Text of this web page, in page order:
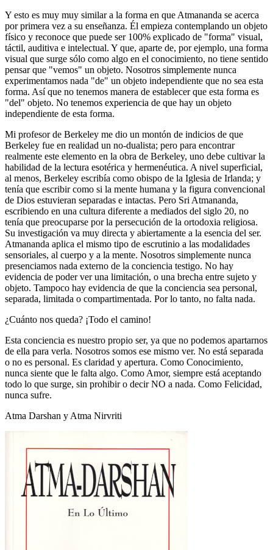
Y esto es muy muy similar a la forma en que Atmananda se acerca
por primera vez a su enseñanza. Él empieza contemplando un objeto
físico y reconoce que puede ser 100% explicado de "forma" visual,
táctil, auditiva e intelectual. Y que, aparte de, por ejemplo, una forma
visual que surge sólo como algo en el conocimiento, no tiene sentido
pensar que "vemos" un objeto. Nosotros simplemente nunca
experimentamos nada "de" un objeto independiente que no sea esta
forma. Así que no tenemos manera de establecer que esta forma es
"del" objeto. No tenemos experiencia de que hay un objeto
independiente de esta forma.
Mi profesor de Berkeley me dio un montón de indicios de que
Berkeley fue en realidad un no-dualista; pero para encontrar
realmente este elemento en la obra de Berkeley, uno debe cultivar la
habilidad de la lectura esotérica y hermenéutica. A nivel superficial,
al menos, Berkeley escribía como obispo de la Iglesia de Irlanda; y
tenía que escribir como si la mente humana y la figura convencional
de Dios estuvieran separadas e intactas. Pero Sri Atmananda,
escribiendo en una cultura diferente a mediados del siglo 20, no
tenía que preocuparse por la persecución de la ortodoxia religiosa.
Su investigación va muy directa y abiertamente a la esencia del ser.
Atmananda aplica el mismo tipo de escrutinio a las modalidades
sensoriales, al cuerpo y a la mente. Nosotros simplemente nunca
presenciamos nada externo de la conciencia testigo. No hay
evidencia de poder ver una limitación, o una brecha entre sujeto y
objeto. Tampoco hay evidencia de que la conciencia sea personal,
separada, limitada o compartimentada. Por lo tanto, no falta nada.
¿Cuánto nos queda? ¡Todo el camino!
Esta conciencia es nuestro propio ser, ya que no podemos apartarnos
de ella para verla. Nosotros somos ese mismo ver. No está separada
o no es personal. Es claridad y apertura. Como Conocimiento,
nunca siente que le falta algo. Como Amor, siempre está aceptando
todo lo que surge, sin prohibir o decir NO a nada. Como Felicidad,
nunca sufre.
Atma Darshan y Atma Nirvriti